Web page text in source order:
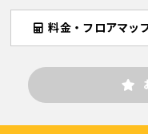
料金・フロアマッ